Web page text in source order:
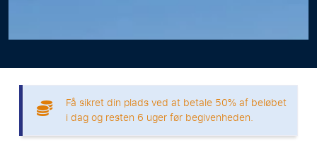
Få sikret din plads ved at betale 50% af beløbet
i dag og resten 6 uger før begivenheden.